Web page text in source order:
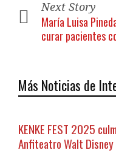
Next Story
María Luisa
curar pacientes
Más Noticias de
KENKE FEST 2025
Anfiteatro Walt Disney